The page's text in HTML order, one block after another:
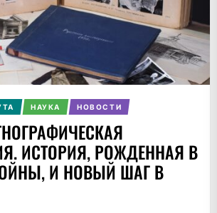
НАУКА НОВОСТИ
ИСТОРИЯ, РОЖДЕННАЯ В
И НОВЫЙ ШАГ В